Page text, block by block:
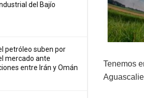
del Bajío
petróleo suben por
mercado ante
entre Irán y Omán
Tenemos